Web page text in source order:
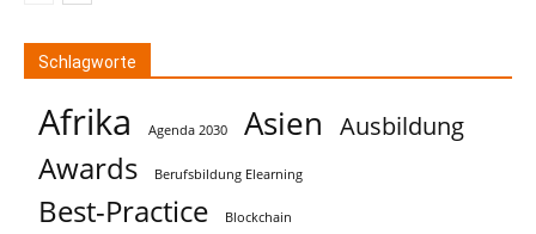
Schlagworte
Afrika Agenda 2030 Asien Ausbildung
Awards Berufsbildung Elearning
Best-Practice Blockchain